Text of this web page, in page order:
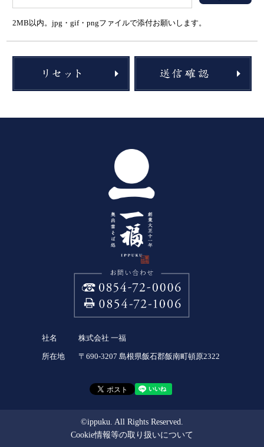
2MB以内。jpg・gif・pngファイルで添付お願いします。
社名 株式会社 一福
所在地 〒690-3207 島根県飯石郡飯南町頓原2322
©ippuku. All Rights Reserved.
Cookie情報等の取り扱いについて